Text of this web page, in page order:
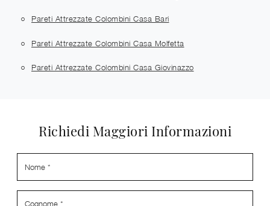
Pareti Attrezzate Colombini Casa Bari
Pareti Attrezzate Colombini Casa Molfetta
Pareti Attrezzate Colombini Casa Giovinazzo
Richiedi Maggiori Informazioni